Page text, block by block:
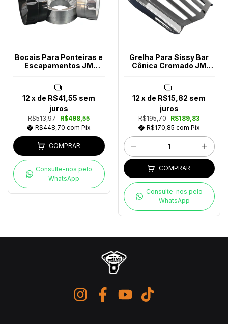
Bocais Para Ponteiras e
Escapamentos JM
R$513,97 R$498,55
R$448,70com Pix
12 x de R$41,55 sem
juros
COMPRAR
Consulte-nos pelo
WhatsApp
Grelha Para Sissy Bar
Cônica Cromado JM
R$195,70 R$189,83
R$170,85 com Pix
12 x de R$15,82 sem
juros
COMPRAR
Consulte-nos pelo
WhatsApp